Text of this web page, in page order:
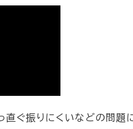
直ぐ振りにくいなどの問題